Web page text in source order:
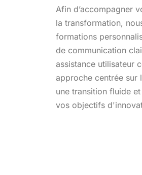
Afin d’accompagner
la transformation,
formations
de communication
assistance utilisateur
approche centrée sur
une transition fluide
vos objectifs